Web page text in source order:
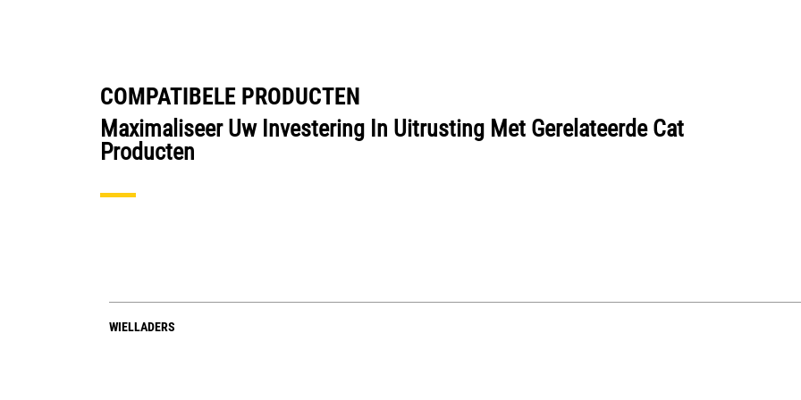
COMPATIBELE PRODUCTEN
Maximaliseer Uw Investering In Uitrusting Met Gerelateerde Cat
Producten
WIELLADERS